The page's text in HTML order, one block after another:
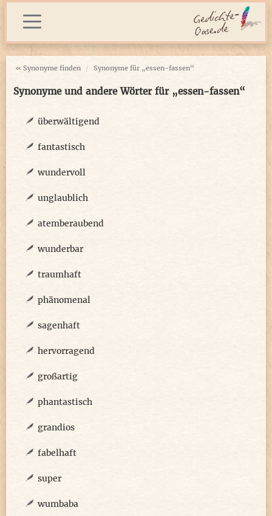
« Synonyme finden Synonyme für „essen-fassen“
Synonyme und andere Wörter für „essen-fassen“
überwältigend
fantastisch
wundervoll
unglaublich
atemberaubend
wunderbar
traumhaft
phänomenal
sagenhaft
hervorragend
großartig
phantastisch
grandios
fabelhaft
super
wumbaba